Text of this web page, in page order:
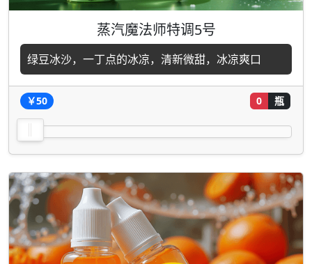
蒸汽魔法师特调5号
绿豆冰沙，一丁点的冰凉，清新微甜，冰凉爽口
￥50 0 瓶